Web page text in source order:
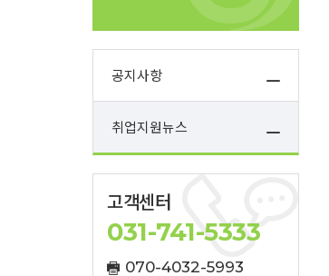
공지사항
취업지원뉴스
고객센터
031-741-5333
070-4032-5993